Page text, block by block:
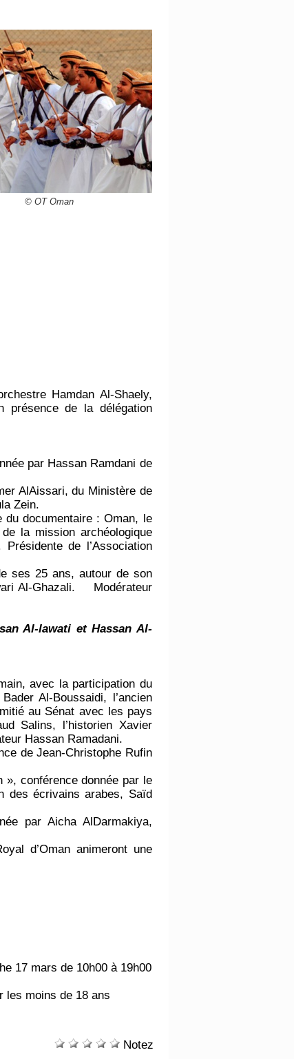
© OT Oman
Hamdan Al-Shaely,
présence de la délégation
par Hassan Ramdani de
AlAissari, du Ministère de
Zein.
du documentaire : Oman, le
la mission archéologique
de l’Association
ses 25 ans, autour de son
Al-Ghazali. Modérateur
Al-lawati et Hassan Al-
avec la participation du
Al-Boussaidi, l’ancien
au Sénat avec les pays
Salins, l’historien Xavier
Hassan Ramadani.
de Jean-Christophe Rufin
», conférence donnée par le
des écrivains arabes, Saïd
par Aicha AlDarmakiya,
d’Oman animeront une
17 mars de 10h00 à 19h00
les moins de 18 ans
Notez